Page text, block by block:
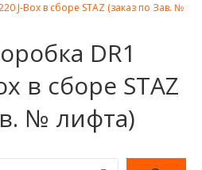
J-Box в сборе STAZ (заказ по Зав. №
DR1
в сборе STAZ
№ лифта)